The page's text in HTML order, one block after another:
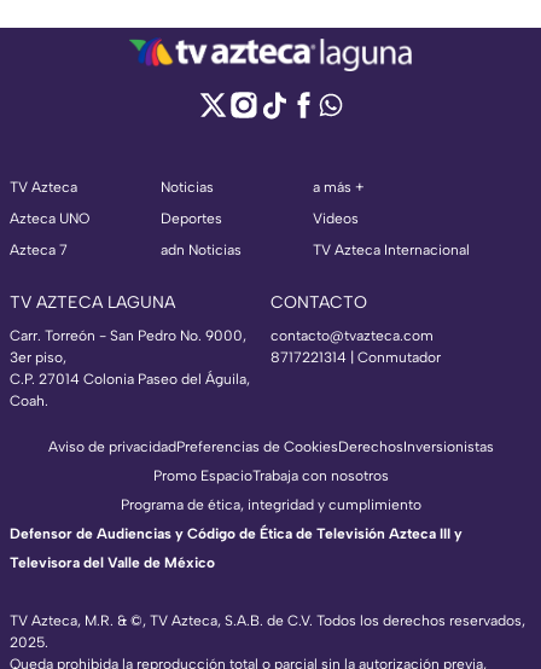
TV Azteca
Azteca UNO
Azteca 7
Noticias
Deportes
adn Noticias
a más +
Videos
TV Azteca Internacional
TV AZTECA LAGUNA
Carr. Torreón - San Pedro No. 9000,
3er piso,
C.P. 27014 Colonia Paseo del Águila,
Coah.
CONTACTO
contacto@tvazteca.com
8717221314 | Conmutador
TV Azteca, M.R. & ©, TV Azteca, S.A.B. de C.V. Todos los derechos reservados,
2025.
Queda prohibida la reproducción total o parcial sin la autorización previa,
Aviso de privacidadPreferencias de CookiesDerechosInversionistas
Promo EspacioTrabaja con nosotros
Programa de ética, integridad y cumplimiento
Defensor de Audiencias y Código de Ética de Televisión Azteca III y
Televisora del Valle de México